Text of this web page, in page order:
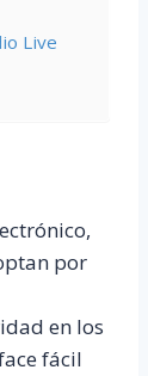
Live
por
en los
fácil